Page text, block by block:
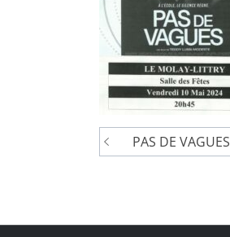
Navigation
de
PAS DE VAGUES